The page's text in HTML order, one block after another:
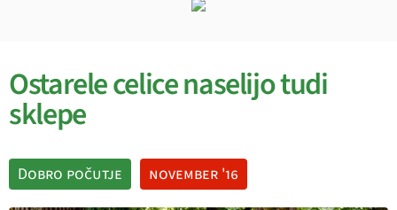
Ostarele celice naselijo tudi
sklepe
Dobro počutje november '16